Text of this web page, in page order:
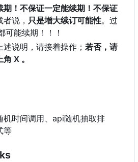
期！不保证一定能续期！不保证
者说， 只是增大续订可能性。过
可能续期！！！
说明，请接着操作； 若否，请
X 。
机时间调用、api随机抽取排
等